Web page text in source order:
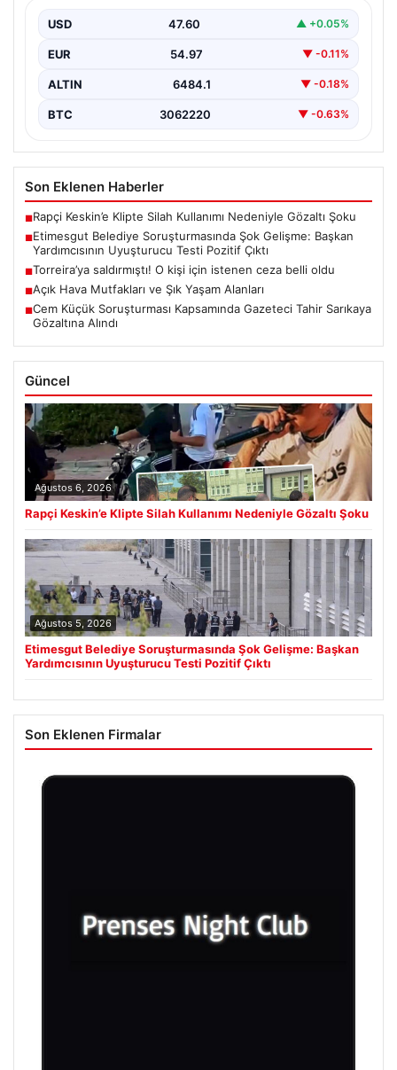
Etimesgut Belediyesi’nde yürütülen kapsamlı
Belediye Başkan Yardımcısı…
USD 47.60 ▲ +0.05%
EUR 54.97 ▼ -0.11%
ALTIN 6484.1 ▼ -0.18%
BTC 3062220 ▼ -0.63%
Son Eklenen Haberler
■Rapçi Keskin’e Klipte Silah Kullanımı Nedeniyle Gözaltı Şoku
■Etimesgut Belediye Soruşturmasında Şok Gelişme: Başkan
Yardımcısının Uyuşturucu Testi Pozitif Çıktı
■Torreira’ya saldırmıştı! O kişi için istenen ceza belli oldu
■Açık Hava Mutfakları ve Şık Yaşam Alanları
■Cem Küçük Soruşturması Kapsamında Gazeteci Tahir Sarıkaya
Gözaltına Alındı
Güncel
Ağustos 6, 2026
Rapçi Keskin’e Klipte Silah Kullanımı Nedeniyle Gözaltı Şoku
Ağustos 5, 2026
Etimesgut Belediye Soruşturmasında Şok Gelişme: Başkan
Yardımcısının Uyuşturucu Testi Pozitif Çıktı
Son Eklenen Firmalar